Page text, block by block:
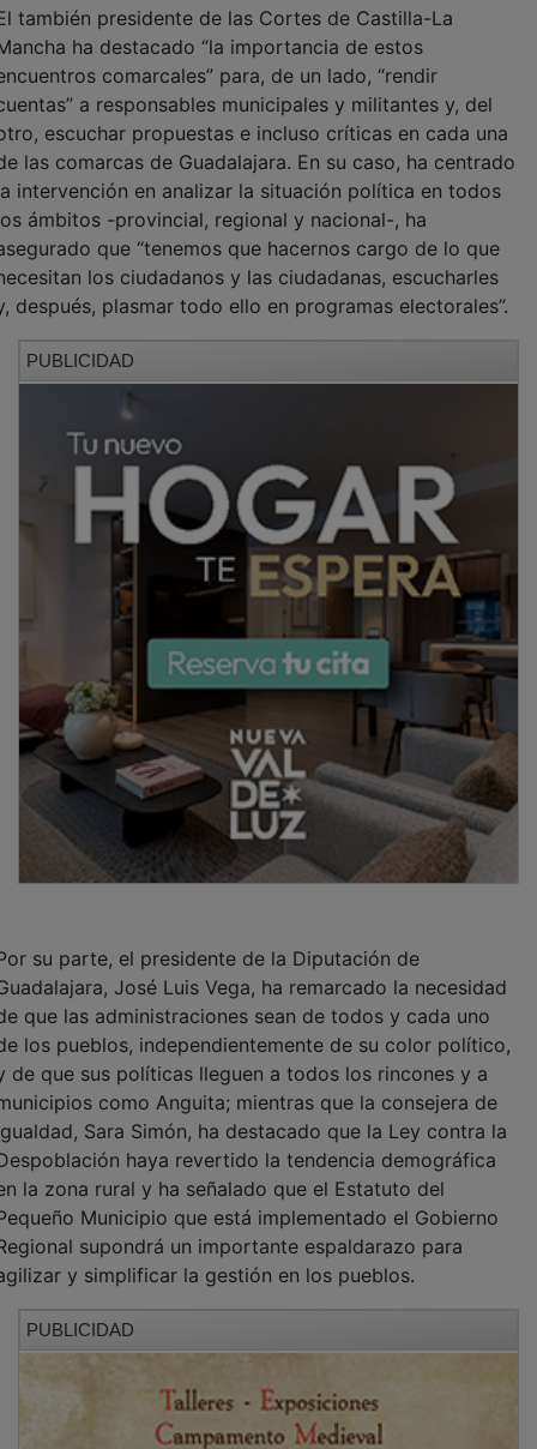
ha destacado “la importancia de estos
comarcales” para, de un lado, “rendir
a responsables municipales y militantes y, del
escuchar propuestas e incluso críticas en cada una
las comarcas de Guadalajara. En su caso, ha centrado
intervención en analizar la situación política en todos
ámbitos -provincial, regional y nacional-, ha
que “tenemos que hacernos cargo de lo que
los ciudadanos y las ciudadanas, escucharles
después, plasmar todo ello en programas electorales”.
su parte, el presidente de la Diputación de
José Luis Vega, ha remarcado la necesidad
que las administraciones sean de todos y cada uno
los pueblos, independientemente de su color político,
de que sus políticas lleguen a todos los rincones y a
como Anguita; mientras que la consejera de
Sara Simón, ha destacado que la Ley contra la
haya revertido la tendencia demográfica
la zona rural y ha señalado que el Estatuto del
Municipio que está implementado el Gobierno
supondrá un importante espaldarazo para
y simplificar la gestión en los pueblos.
PUBLICIDAD
este de Anguita y un encuentro ayer sábado en
de la campaña regional ‘Orgullo de ser rural’,